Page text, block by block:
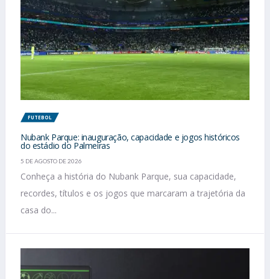
FUTEBOL
Nubank Parque: inauguração, capacidade e jogos históricos
do estádio do Palmeiras
5 DE AGOSTO DE 2026
Conheça a história do Nubank Parque, sua capacidade,
recordes, títulos e os jogos que marcaram a trajetória da
casa do...